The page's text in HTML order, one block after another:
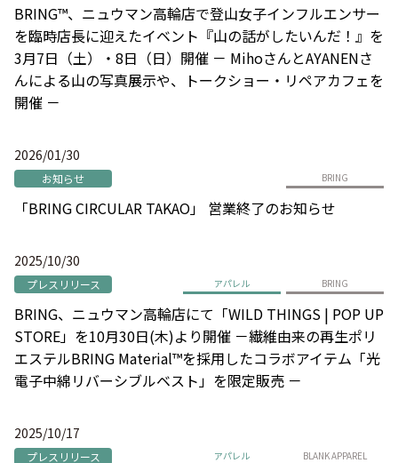
BRING™、ニュウマン高輪店で登山女子インフルエンサー
を臨時店長に迎えたイベント『山の話がしたいんだ！』を
3月7日（土）・8日（日）開催 － MihoさんとAYANENさ
んによる山の写真展示や、トークショー・リペアカフェを
開催 －
2026/01/30
お知らせ BRING
「BRING CIRCULAR TAKAO」 営業終了のお知らせ
2025/10/30
プレスリリース アパレル BRING
BRING、ニュウマン高輪店にて「WILD THINGS | POP UP
STORE」を10月30日(木)より開催 －繊維由来の再生ポリ
エステルBRING Material™を採用したコラボアイテム「光
電子中綿リバーシブルベスト」を限定販売 －
2025/10/17
プレスリリース アパレル
BLANK APPAREL